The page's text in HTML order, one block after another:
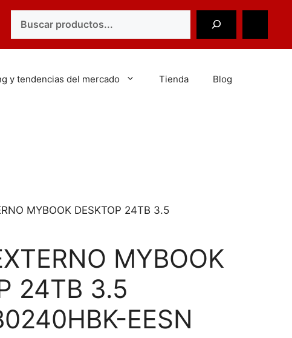
y tendencias del mercado Tienda Blog
MYBOOK DESKTOP 24TB 3.5
MYBOOK
24TB 3.5
EESN